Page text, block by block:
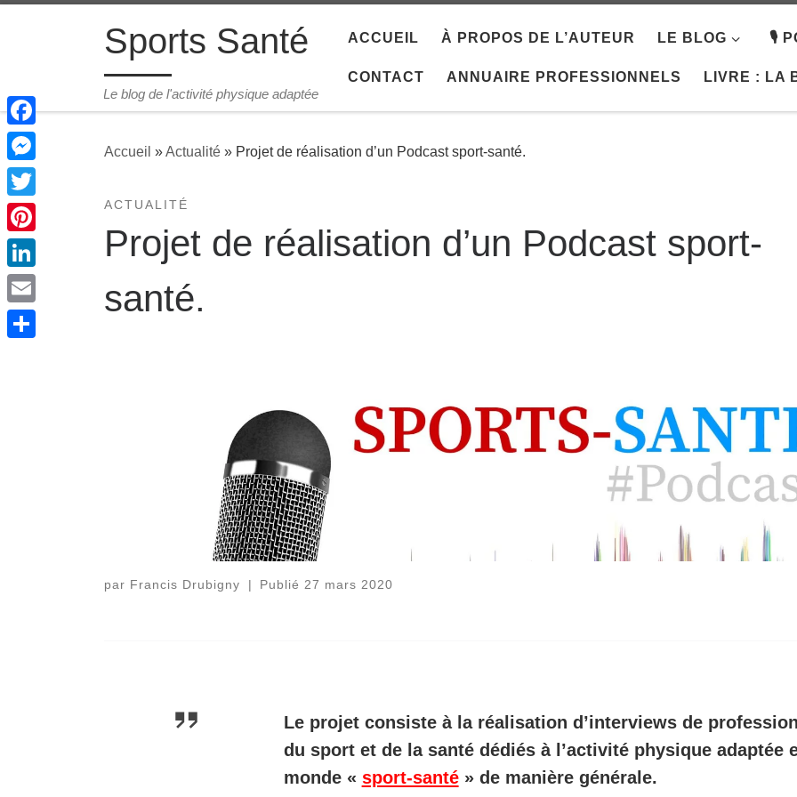
Passer au contenuSports Santé
Le blog de l'activité physique adaptée
ACCUEIL À PROPOS DE L’AUTEUR LE BLOG 🎙️
CONTACT ANNUAIRE PROFESSIONNELS LIVRE : LA
Accueil »Actualité » Projet de réalisation d’un Podcast sport-santé.
ACTUALITÉ
Projet de réalisation d’un Podcast sport-
santé.
par Francis Drubigny | Publié 27 mars 2020
Le projet consiste à la réalisation d’interviews de
du sport et de la santédédiés à l’activité physique adaptée
monde « sport-santé» de manière générale.
Facebook
Messenger
Twitter
Pinterest
LinkedIn
Email